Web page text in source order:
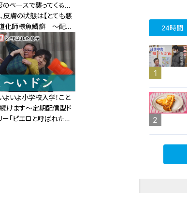
のペースで襲ってくる…
皮膚の状態は【とても悪
道化師様魚鱗癬 ～配信
タリー「ピエロと呼ばれ
話
よいよ小学校入学！こと
けます～定期配信型ド
ー「ピエロと呼ばれた息
24時間
1
2